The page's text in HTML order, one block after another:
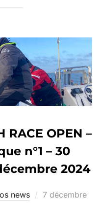
RACE OPEN –
n°1 – 30
2024
news
7 décembre